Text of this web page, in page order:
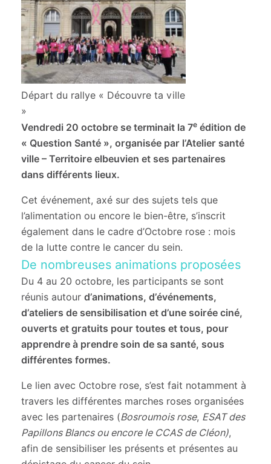
Départ du rallye « Découvre ta ville
»
Vendredi 20 octobre se terminait la 7e édition de
« Question Santé », organisée par l’Atelier santé
ville – Territoire elbeuvien et ses partenaires
dans différents lieux.
Cet événement, axé sur des sujets tels que
l’alimentation ou encore le bien-être, s’inscrit
également dans le cadre d’Octobre rose : mois
de la lutte contre le cancer du sein.
De nombreuses animations proposées
Du 4 au 20 octobre, les participants se sont
réunis autourd’animations, d’événements,
d’ateliers de sensibilisation et d’une soirée ciné,
ouverts et gratuits pour toutes et tous, pour
apprendre à prendre soin de sa santé, sous
différentes formes.
Le lien avec Octobre rose, s’est fait notamment à
travers les différentes marches roses organisées
avec les partenaires (Bosroumois rose, ESAT des
Papillons Blancs ou encore le CCAS de Cléon),
afin de sensibiliser les présents et présentes au